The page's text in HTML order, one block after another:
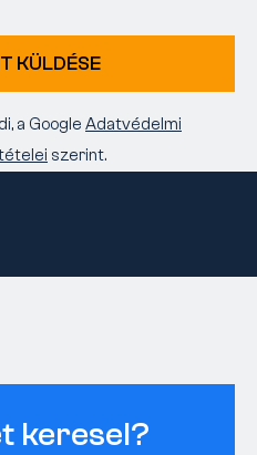
KÜLDÉSE
a Google Adatvédelmi
szerint.
keresel?